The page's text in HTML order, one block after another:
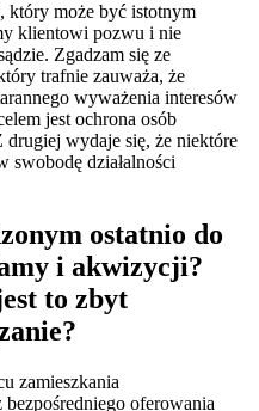
który może być istotnym
klientowi pozwu i nie
Zgadzam się ze
trafnie zauważa, że
wyważenia interesów
jest ochrona osób
drugiej wydaje się, że niektóre
swobodę działalności
ostatnio do
i akwizycji?
to zbyt
zamieszkania
oferowania